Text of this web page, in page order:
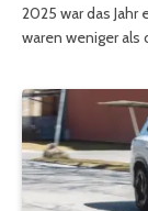
2025 war das
waren weniger als